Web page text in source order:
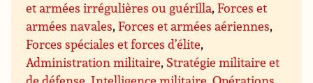
et armées irrégulières ou guérilla,Forces et
armées navales,Forces et armées aériennes,
Forces spéciales et forces d’élite,
Administration militaire, Stratégie militaire et